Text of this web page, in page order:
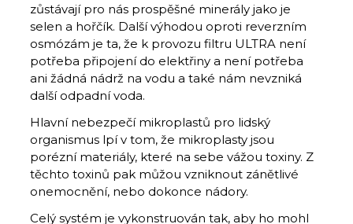
zůstávají pro nás prospěšné minerály jako je
selen a hořčík. Další výhodou oproti reverzním
osmózám je ta, že k provozu filtru ULTRA není
potřeba připojení do elektřiny a není potřeba
ani žádná nádrž na vodu a také nám nevzniká
další odpadní voda.
Hlavní nebezpečí mikroplastů pro lidský
organismus lpí v tom, že mikroplasty jsou
porézní materiály, které na sebe vážou toxiny. Z
těchto toxinů pak můžou vzniknout zánětlivé
onemocnění, nebo dokonce nádory.
Celý systém je vykonstruován tak, aby ho mohl